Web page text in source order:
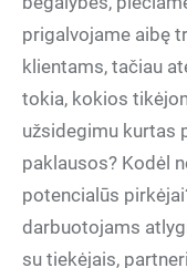
prigalvojame aibę
klientams, tačiau
tokia, kokios
užsidegimu kurtas
paklausos? Kodėl
potencialūs
darbuotojams
su tiekėjais,